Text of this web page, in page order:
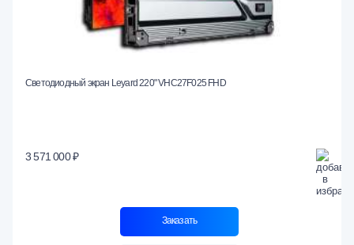
Светодиодный экран Leyard 220" VHC27F025 FHD
3 571 000 ₽
Заказать